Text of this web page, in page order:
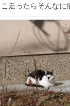
走ったらそんなに